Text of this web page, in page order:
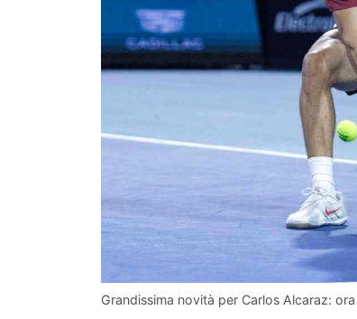
Grandissima novità per Carlos Alcaraz: